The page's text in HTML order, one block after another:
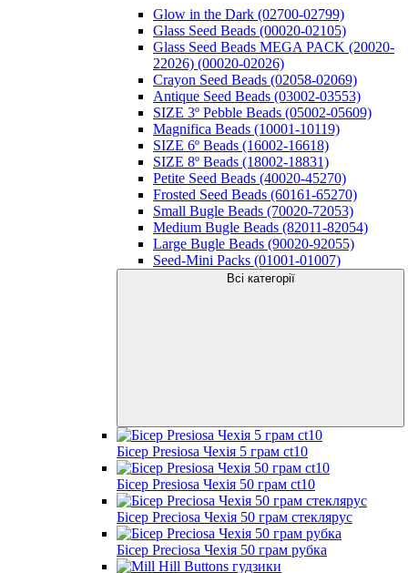
Glow in the Dark (02700-02799)
Glass Seed Beads (00020-02105)
Glass Seed Beads MEGA PACK (20020-
22026) (00020-02026)
Crayon Seed Beads (02058-02069)
Antique Seed Beads (03002-03553)
SIZE 3º Pebble Beads (05002-05609)
Magnifica Beads (10001-10119)
SIZE 6º Beads (16002-16618)
SIZE 8º Beads (18002-18831)
Petite Seed Beads (40020-45270)
Frosted Seed Beads (60161-65270)
Small Bugle Beads (70020-72053)
Medium Bugle Beads (82011-82054)
Large Bugle Beads (90020-92055)
Seed-Mini Packs (01001-01007)
Всі категорії
Бісер Presiosa Чехія 5 грам ct10
Бісер Presiosa Чехія 50 грам ct10
Бісер Preciosa Чехія 50 грам стеклярус
Бісер Preciosa Чехія 50 грам рубка